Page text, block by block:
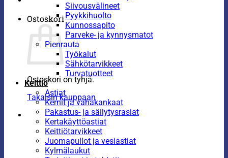
Ostoskori
Ostoskori on tyhjä.
Takaisin kauppaan
Siivousvälineet
Pyykkihuolto
Kunnossapito
Parveke- ja kynnysmatot
Pienrauta
Työkalut
Sähkötarvikkeet
Turvatuotteet
Keittiö
Astiat
Kernit ja vahakankaat
Pakastus- ja säilytysrasiat
Kertakäyttöastiat
Keittiötarvikkeet
Juomapullot ja vesiastiat
Kylmälaukut